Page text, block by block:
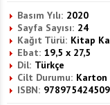
Basım Yılı: 2020
Sayfa Sayısı: 24
Kağıt Türü: Kitap
Ebat: 19,5 x 27,5
Dil: Türkçe
Cilt Durumu: Karton
ISBN: